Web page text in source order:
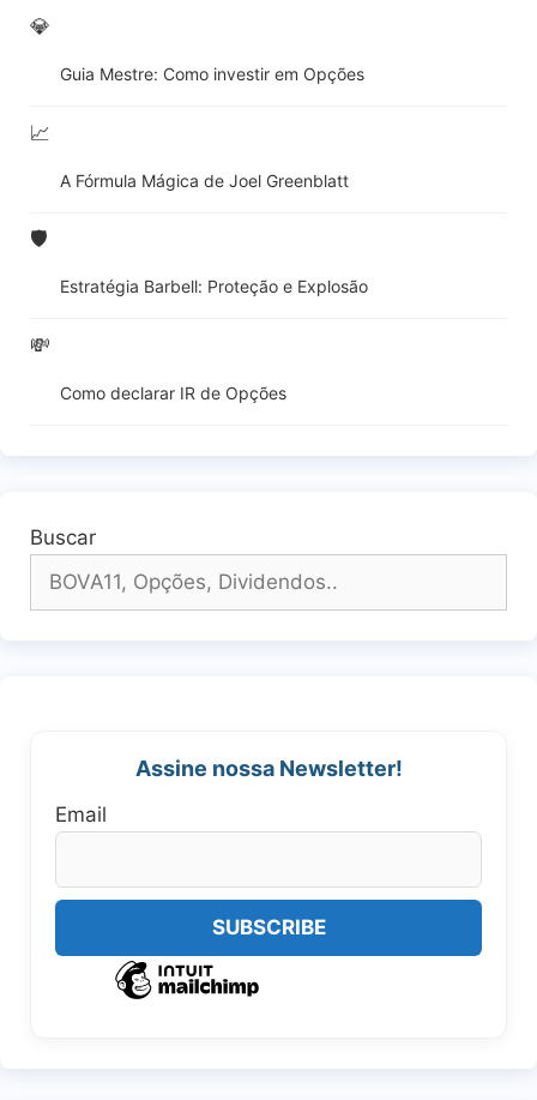
💎
Guia Mestre: Como investir em Opções
📈
A Fórmula Mágica de Joel Greenblatt
🛡️
Estratégia Barbell: Proteção e Explosão
💸
Como declarar IR de Opções
Buscar
Assine nossa Newsletter!
Email